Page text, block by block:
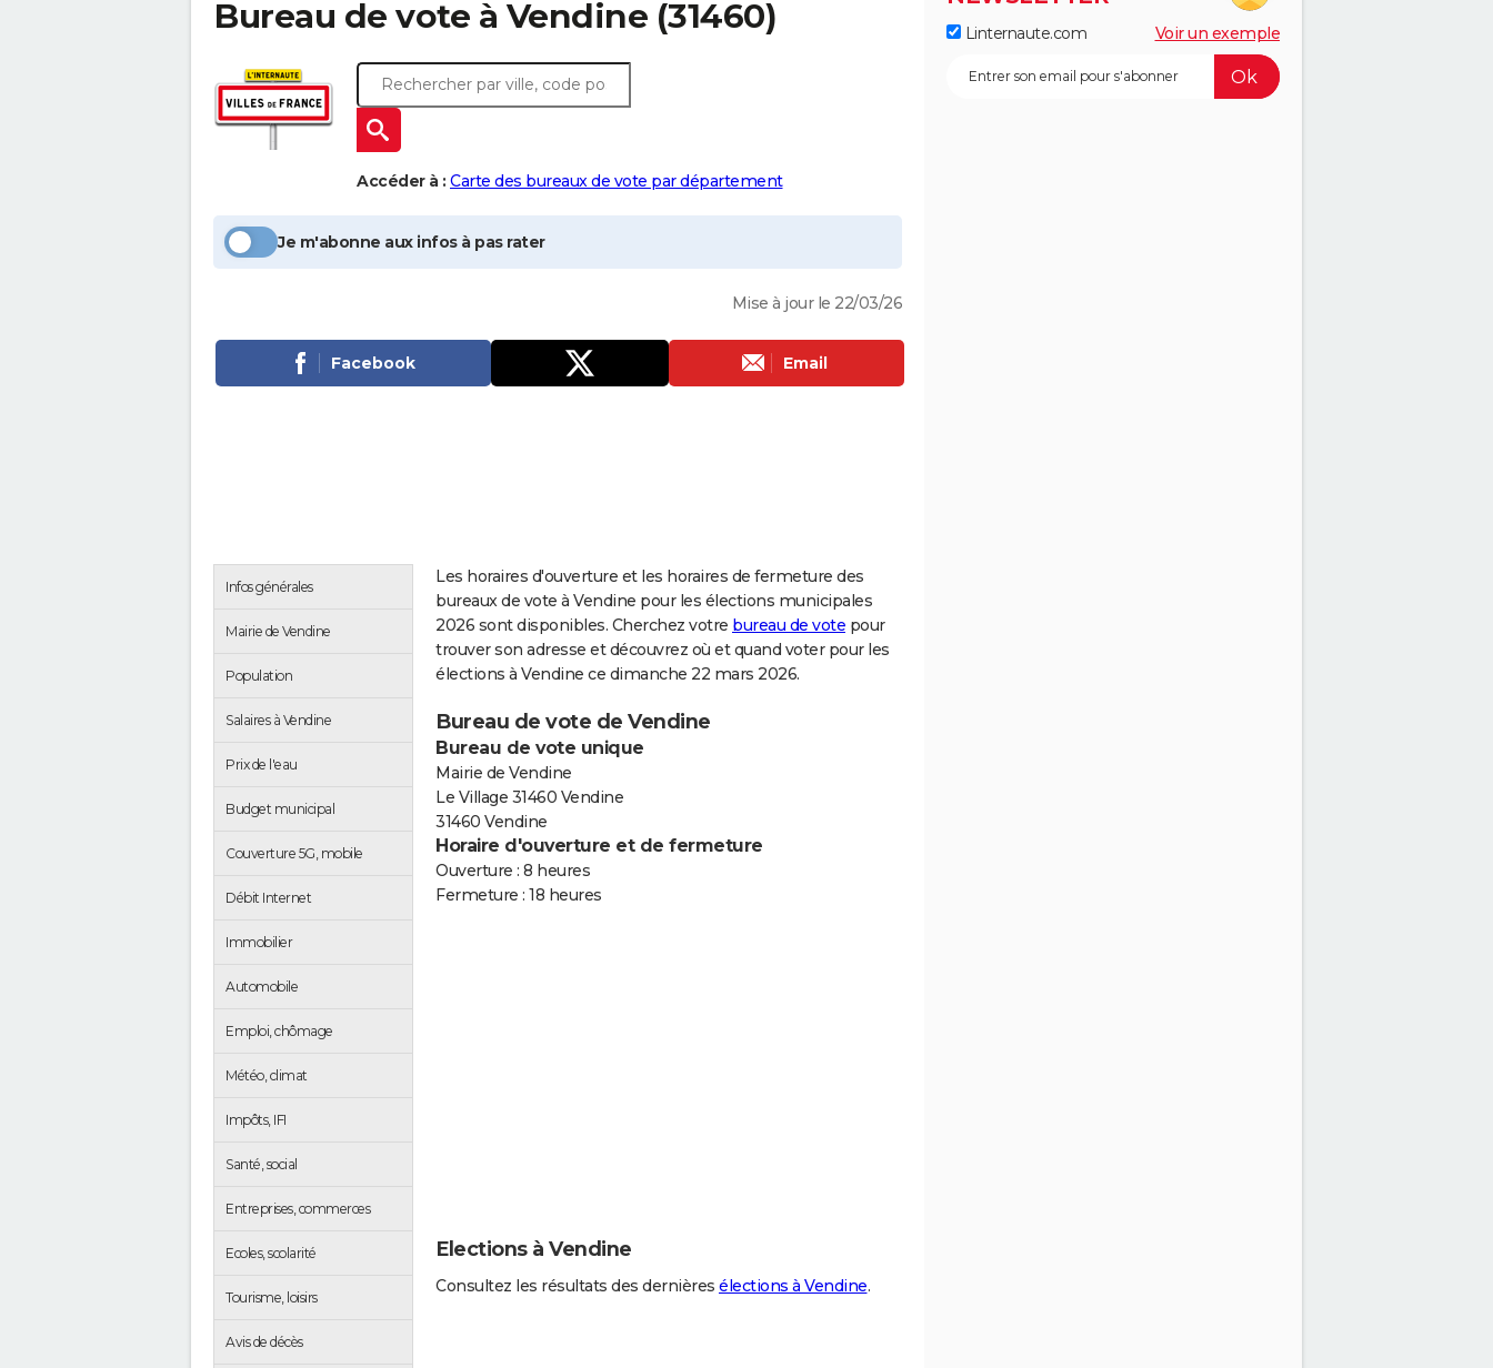
Bureau de vote à Vendine (31460)
Accéder à : Carte des bureaux de vote par département
Je m'abonne aux infos à pas rater
Mise à jour le 22/03/26
Facebook Email
Infos générales
Mairie de Vendine
Population
Salaires à Vendine
Prix de l'eau
Budget municipal
Couverture 5G, mobile
Débit Internet
Immobilier
Automobile
Emploi, chômage
Météo, climat
Impôts, IFI
Santé, social
Entreprises, commerces
Ecoles, scolarité
Tourisme, loisirs
Avis de décès
Les horaires d'ouverture et les horaires de fermeture des
bureaux de vote à Vendine pour les élections municipales
2026 sont disponibles. Cherchez votre bureau de vote pour
trouver son adresse et découvrez où et quand voter pour les
élections à Vendine ce dimanche 22 mars 2026.
Bureau de vote de Vendine
Bureau de vote unique
Mairie de Vendine
Le Village 31460 Vendine
31460 Vendine
Horaire d'ouverture et de fermeture
Ouverture : 8 heures
Fermeture : 18 heures
Elections à Vendine
Consultez les résultats des dernières élections à Vendine.
Linternaute.com Voir un exemple